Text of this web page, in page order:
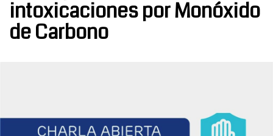
intoxicaciones por Monóxido
de Carbono